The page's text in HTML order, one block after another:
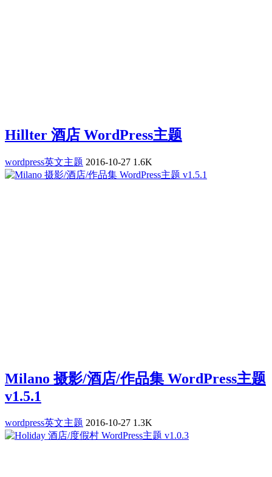
Hillter 酒店 WordPress主题
wordpress英文主题 2016-10-27 1.6K
Milano 摄影/酒店/作品集 WordPress主题
v1.5.1
wordpress英文主题 2016-10-27 1.3K